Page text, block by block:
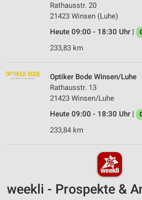
Rathausstr. 20
21423 Winsen (Luhe)
Heute 09:00 - 18:30 Uhr |
233,83 km
Optiker Bode Winsen/Luhe
Rathausstr. 13
21423 Winsen/Luhe
Heute 09:00 - 18:30 Uhr |
233,84 km
weekli - Prospekte &